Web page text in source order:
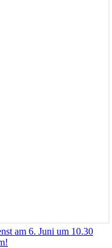
am 6. Juni um 10.30